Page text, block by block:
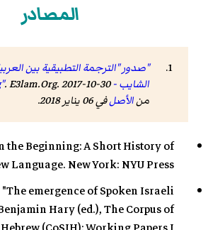
المصادر
"صدور "الترجمة التطبيقية بين
الشايب - E3lam.Org"
.E3lam.Org
منالأصلفي 06 يناير 2018 .
the Beginning: A Short History of
Language. New York: NYU Press. .
emergence of Spoken Israeli
Hary (ed.), The Corpus of